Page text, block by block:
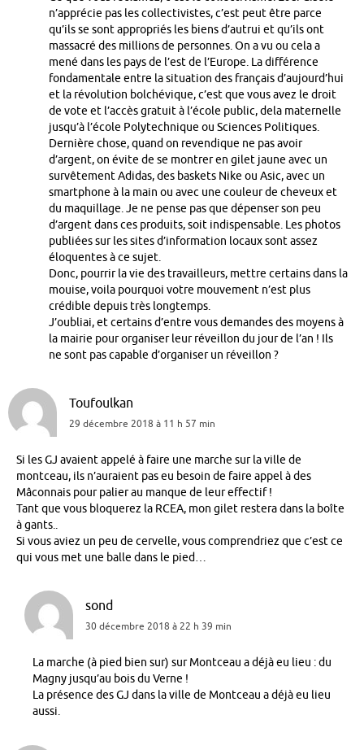
n’apprécie pas les collectivistes, c’est peut être parce
qu’ils se sont appropriés les biens d’autrui et qu’ils ont
massacré des millions de personnes. On a vu ou cela a
mené dans les pays de l’est de l’Europe. La différence
fondamentale entre la situation des français d’aujourd’hui
et la révolution bolchévique, c’est que vous avez le droit
de vote et l’accès gratuit à l’école public, dela maternelle
jusqu’à l’école Polytechnique ou Sciences Politiques.
Dernière chose, quand on revendique ne pas avoir
d’argent, on évite de se montrer en gilet jaune avec un
survêtement Adidas, des baskets Nike ou Asic, avec un
smartphone à la main ou avec une couleur de cheveux et
du maquillage. Je ne pense pas que dépenser son peu
d’argent dans ces produits, soit indispensable. Les photos
publiées sur les sites d’information locaux sont assez
éloquentes à ce sujet.
Donc, pourrir la vie des travailleurs, mettre certains dans la
mouise, voila pourquoi votre mouvement n’est plus
crédible depuis très longtemps.
J’oubliai, et certains d’entre vous demandes des moyens à
la mairie pour organiser leur réveillon du jour de l’an ! Ils
ne sont pas capable d’organiser un réveillon ?
Toufoulkan
29 décembre 2018 à 11 h 57 min
Si les GJ avaient appelé à faire une marche sur la ville de
montceau, ils n’auraient pas eu besoin de faire appel à des
Mâconnais pour palier au manque de leur effectif !
Tant que vous bloquerez la RCEA, mon gilet restera dans la boîte
à gants..
Si vous aviez un peu de cervelle, vous comprendriez que c’est ce
qui vous met une balle dans le pied…
sond
30 décembre 2018 à 22 h 39 min
La marche (à pied bien sur) sur Montceau a déjà eu lieu : du
Magny jusqu’au bois du Verne !
La présence des GJ dans la ville de Montceau a déjà eu lieu
aussi.